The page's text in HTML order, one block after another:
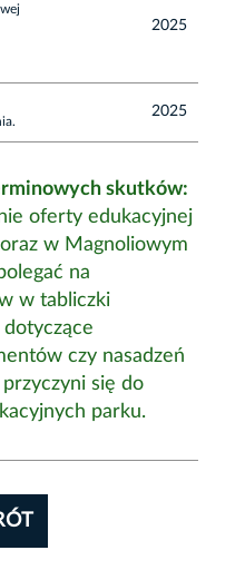
2025
2025
skutków:
oferty edukacyjnej
w Magnoliowym
na
w tabliczki
czy nasadzeń
przyczyni się do
parku.